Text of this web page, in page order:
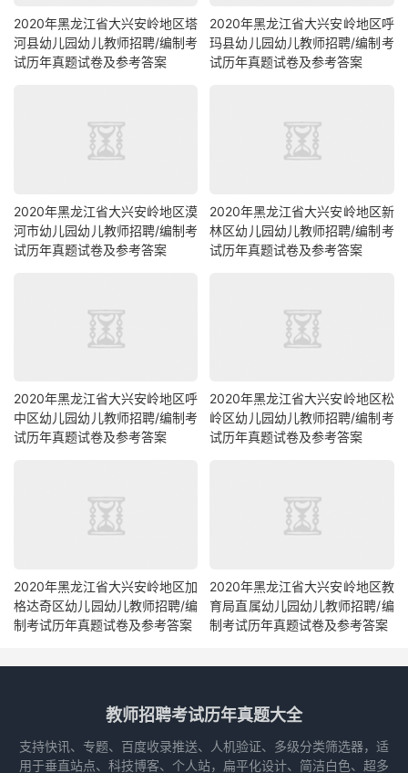
2020年黑龙江省大兴安岭地区塔
河县幼儿园幼儿教师招聘/编制考
试历年真题试卷及参考答案
2020年黑龙江省大兴安岭地区呼
玛县幼儿园幼儿教师招聘/编制考
试历年真题试卷及参考答案
2020年黑龙江省大兴安岭地区漠
河市幼儿园幼儿教师招聘/编制考
试历年真题试卷及参考答案
2020年黑龙江省大兴安岭地区新
林区幼儿园幼儿教师招聘/编制考
试历年真题试卷及参考答案
2020年黑龙江省大兴安岭地区呼
中区幼儿园幼儿教师招聘/编制考
试历年真题试卷及参考答案
2020年黑龙江省大兴安岭地区松
岭区幼儿园幼儿教师招聘/编制考
试历年真题试卷及参考答案
2020年黑龙江省大兴安岭地区加
格达奇区幼儿园幼儿教师招聘/编
制考试历年真题试卷及参考答案
2020年黑龙江省大兴安岭地区教
育局直属幼儿园幼儿教师招聘/编
制考试历年真题试卷及参考答案
教师招聘考试历年真题大全
支持快讯、专题、百度收录推送、人机验证、多级分类筛选器，适
用于垂直站点、科技博客、个人站，扁平化设计、简洁白色、超多